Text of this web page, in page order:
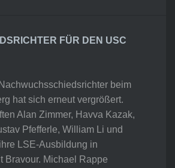
FÜR DEN USC
beim
hat sich erneut vergrößert.
Alan Zimmer, Havva Kazak,
Pfefferle, William Li und
LSE-Ausbildung in
Bravour. Michael Rappe